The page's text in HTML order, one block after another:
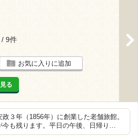
/ 9件
お気に入りに追加
る
３年（1856年）に創業した老舗旅館。
今も残ります。平日の午後、日帰り…